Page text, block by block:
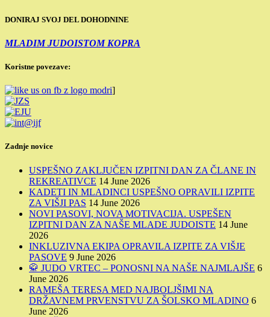
DONIRAJ SVOJ DEL DOHODNINE
MLADIM JUDOISTOM KOPRA
Koristne povezave:
]
Zadnje novice
USPEŠNO ZAKLJUČEN IZPITNI DAN ZA ČLANE IN
REKREATIVCE 14 June 2026
KADETI IN MLADINCI USPEŠNO OPRAVILI IZPITE
ZA VIŠJI PAS 14 June 2026
NOVI PASOVI, NOVA MOTIVACIJA. USPEŠEN
IZPITNI DAN ZA NAŠE MLADE JUDOISTE 14 June
2026
INKLUZIVNA EKIPA OPRAVILA IZPITE ZA VIŠJE
PASOVE 9 June 2026
🥋 JUDO VRTEC – PONOSNI NA NAŠE NAJMLAJŠE 6
June 2026
RAMEŠA TERESA MED NAJBOLJŠIMI NA
DRŽAVNEM PRVENSTVU ZA ŠOLSKO MLADINO 6
June 2026